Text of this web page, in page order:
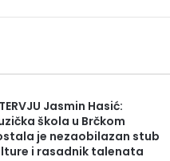
Jasmin Hasić:
škola u Brčkom
je nezaobilazan stub
i rasadnik talenata